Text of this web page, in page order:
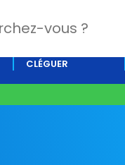
CLÉGUER